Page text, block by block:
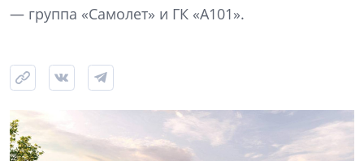
— группа «Самолет» и ГК «А101».